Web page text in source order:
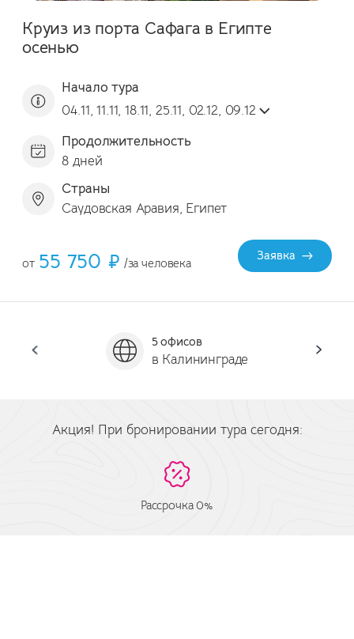
Круиз из порта Сафага в Египте
осенью
Начало тура
04.11, 11.11, 18.11, 25.11, 02.12, 09.12
Продолжительность
8 дней
Страны
Саудовская Аравия, Египет
от 55 750 ₽ /за человека
Заявка
5 офисов
в Калининграде
Акция! При бронировании тура сегодня:
Рассрочка 0%